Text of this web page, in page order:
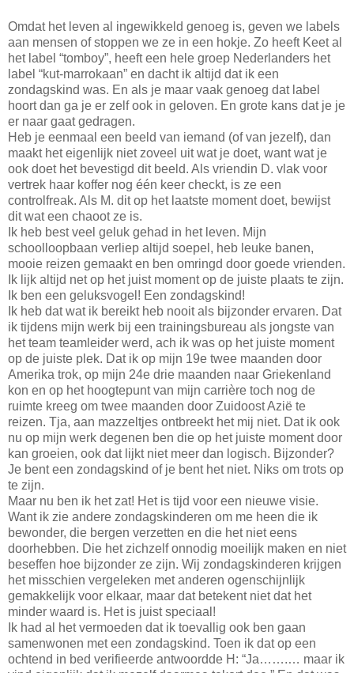
Omdat het leven al ingewikkeld genoeg is, geven we labels
aan mensen of stoppen we ze in een hokje. Zo heeft Keet al
het label “tomboy”, heeft een hele groep Nederlanders het
label “kut-marrokaan” en dacht ik altijd dat ik een
zondagskind was. En als je maar vaak genoeg dat label
hoort dan ga je er zelf ook in geloven. En grote kans dat je je
er naar gaat gedragen.
Heb je eenmaal een beeld van iemand (of van jezelf), dan
maakt het eigenlijk niet zoveel uit wat je doet, want wat je
ook doet het bevestigd dit beeld. Als vriendin D. vlak voor
vertrek haar koffer nog één keer checkt, is ze een
controlfreak. Als M. dit op het laatste moment doet, bewijst
dit wat een chaoot ze is.
Ik heb best veel geluk gehad in het leven. Mijn
schoolloopbaan verliep altijd soepel, heb leuke banen,
mooie reizen gemaakt en ben omringd door goede vrienden.
Ik lijk altijd net op het juist moment op de juiste plaats te zijn.
Ik ben een geluksvogel! Een zondagskind!
Ik heb dat wat ik bereikt heb nooit als bijzonder ervaren. Dat
ik tijdens mijn werk bij een trainingsbureau als jongste van
het team teamleider werd, ach ik was op het juiste moment
op de juiste plek. Dat ik op mijn 19e twee maanden door
Amerika trok, op mijn 24e drie maanden naar Griekenland
kon en op het hoogtepunt van mijn carrière toch nog de
ruimte kreeg om twee maanden door Zuidoost Azië te
reizen. Tja, aan mazzeltjes ontbreekt het mij niet. Dat ik ook
nu op mijn werk degenen ben die op het juiste moment door
kan groeien, ook dat lijkt niet meer dan logisch. Bijzonder?
Je bent een zondagskind of je bent het niet. Niks om trots op
te zijn.
Maar nu ben ik het zat! Het is tijd voor een nieuwe visie.
Want ik zie andere zondagskinderen om me heen die ik
bewonder, die bergen verzetten en die het niet eens
doorhebben. Die het zichzelf onnodig moeilijk maken en niet
beseffen hoe bijzonder ze zijn. Wij zondagskinderen krijgen
het misschien vergeleken met anderen ogenschijnlijk
gemakkelijk voor elkaar, maar dat betekent niet dat het
minder waard is. Het is juist speciaal!
Ik had al het vermoeden dat ik toevallig ook ben gaan
samenwonen met een zondagskind. Toen ik dat op een
ochtend in bed verifieerde antwoordde H: “Ja…….… maar ik